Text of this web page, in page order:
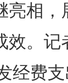
亮相
效。
经费